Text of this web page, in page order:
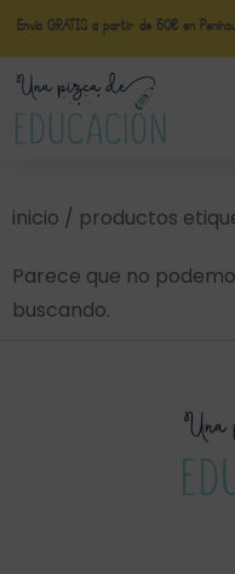
Envío GRATIS a partir de 50€ en
inicio / productos
Parece que no
buscando.